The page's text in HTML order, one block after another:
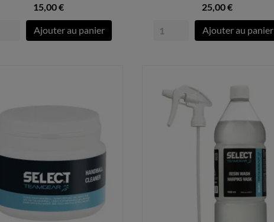
15,00 €
Ajouter au panier
25,00 €
Ajouter au panier